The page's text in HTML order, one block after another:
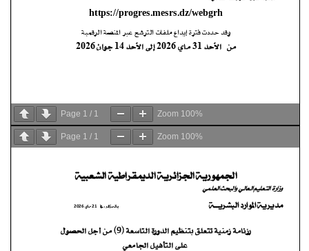
Page 1 / 1 Zoom 100%
Page 1 / 1 Zoom 100%